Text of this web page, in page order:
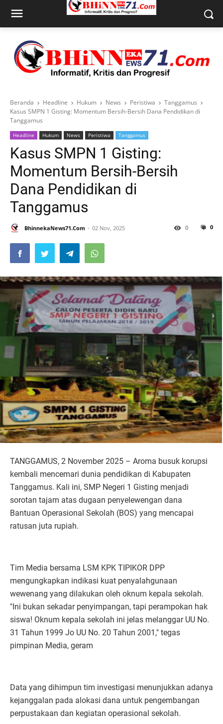
Beranda Headline Hukum News Peristiwa
Tanggamus
Kasus SMPN 1 Gisting: Momentum Bersih-Bersih Dana Pendidikan di
Tanggamus
Headline Hukum News Peristiwa Tanggamus
Kasus SMPN 1 Gisting:
Momentum Bersih-Bersih
Dana Pendidikan di
Tanggamus
BhinnekaNews71.Com 02 Nov, 2025 0
0
TANGGAMUS, 2 November 2025 – Aroma busuk korupsi
kembali mencemari dunia pendidikan di Kabupaten
Tanggamus. Kali ini, SMP Negeri 1 Gisting menjadi
sorotan tajam atas dugaan penyelewengan dana
Bantuan Operasional Sekolah (BOS) yang mencapai
ratusan juta rupiah.
Tim Media bersama LSM KPK TIPIKOR DPP
mengungkapkan indikasi kuat penyalahgunaan
wewenang yang dilakukan oleh oknum kepala sekolah.
"Ini bukan sekadar penyimpangan, tapi perampokan hak
siswa! Oknum kepala sekolah ini jelas melanggar UU No.
31 Tahun 1999 Jo UU No. 20 Tahun 2001," tegas
pimpinan Media, geram
Data yang dihimpun tim investigasi menunjukkan adanya
kejanggalan pada alokasi dana untuk pengembangan
perpustakaan dan kegiatan operasional sekolah.